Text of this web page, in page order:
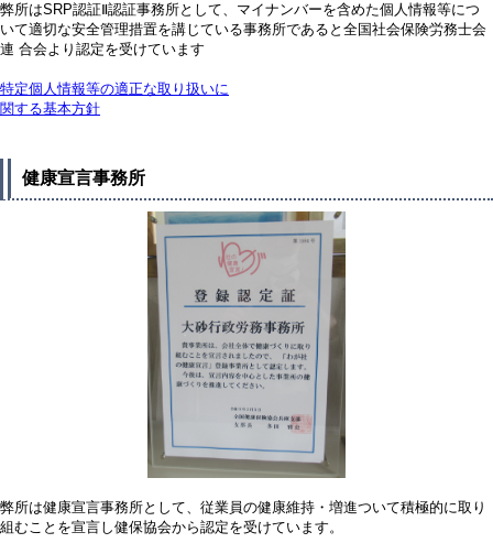
弊所はSRP認証Ⅱ認証事務所として、マイナンバーを含めた個人情報等につ
いて適切な安全管理措置を講じている事務所であると全国社会保険労務士会
連 合会より認定を受けています
特定個人情報等の適正な取り扱いに
関する基本方針
健康宣言事務所
弊所は健康宣言事務所として、従業員の健康維持・増進ついて積極的に取り
組むことを宣言し健保協会から認定を受けています。